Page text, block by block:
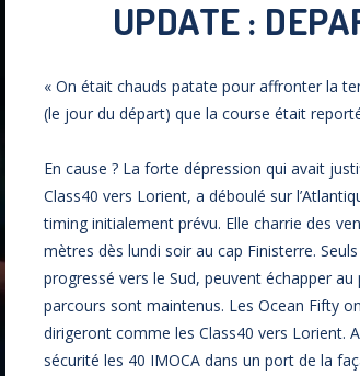
UPDATE :
« On était chauds patate pour affronter la
(le jour du départ) que la course était
En cause ? La forte dépression qui avait
Class40 vers Lorient, a déboulé sur
timing initialement prévu. Elle charrie des
mètres dès lundi soir au cap Finisterre.
progressé vers le Sud, peuvent échapper
parcours sont maintenus. Les Ocean Fifty
dirigeront comme les Class40 vers Lorient.
sécurité les 40 IMOCA dans un port de la